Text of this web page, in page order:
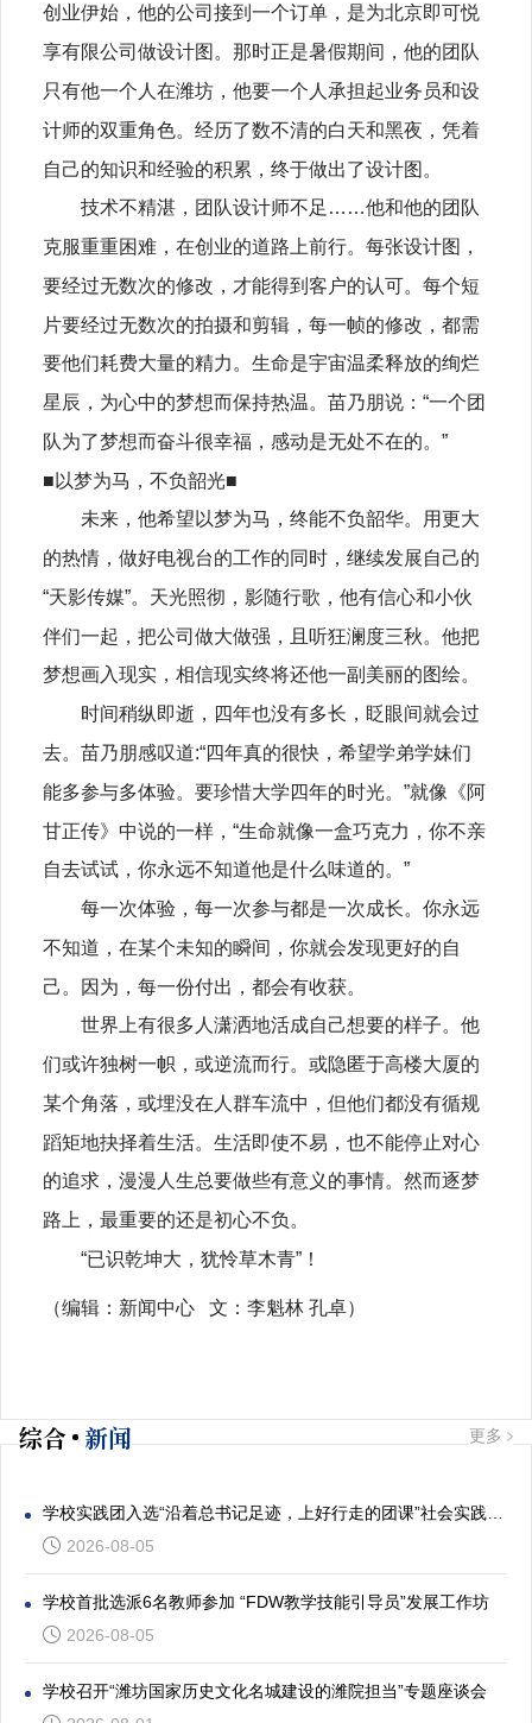
创业伊始，他的公司接到一个订单，是为北京即可悦
享有限公司做设计图。那时正是暑假期间，他的团队
只有他一个人在潍坊，他要一个人承担起业务员和设
计师的双重角色。经历了数不清的白天和黑夜，凭着
自己的知识和经验的积累，终于做出了设计图。
技术不精湛，团队设计师不足……他和他的团队
克服重重困难，在创业的道路上前行。每张设计图，
要经过无数次的修改，才能得到客户的认可。每个短
片要经过无数次的拍摄和剪辑，每一帧的修改，都需
要他们耗费大量的精力。生命是宇宙温柔释放的绚烂
星辰，为心中的梦想而保持热温。苗乃朋说：“一个团
队为了梦想而奋斗很幸福，感动是无处不在的。”
■以梦为马，不负韶光■
未来，他希望以梦为马，终能不负韶华。用更大
的热情，做好电视台的工作的同时，继续发展自己的
“天影传媒”。天光照彻，影随行歌，他有信心和小伙
伴们一起，把公司做大做强，且听狂澜度三秋。他把
梦想画入现实，相信现实终将还他一副美丽的图绘。
时间稍纵即逝，四年也没有多长，眨眼间就会过
去。苗乃朋感叹道:“四年真的很快，希望学弟学妹们
能多参与多体验。要珍惜大学四年的时光。”就像《阿
甘正传》中说的一样，“生命就像一盒巧克力，你不亲
自去试试，你永远不知道他是什么味道的。”
每一次体验，每一次参与都是一次成长。你永远
不知道，在某个未知的瞬间，你就会发现更好的自
己。因为，每一份付出，都会有收获。
世界上有很多人潇洒地活成自己想要的样子。他
们或许独树一帜，或逆流而行。或隐匿于高楼大厦的
某个角落，或埋没在人群车流中，但他们都没有循规
蹈矩地抉择着生活。生活即使不易，也不能停止对心
的追求，漫漫人生总要做些有意义的事情。然而逐梦
路上，最重要的还是初心不负。
“已识乾坤大，犹怜草木青”！
（编辑：新闻中心 文： 李魁林 孔卓）
综合 新闻 更多
2026-08-05
学校首批选派6名教师参加 “FDW教学技能引导员”发展工作坊
2026-08-05
学校召开“潍坊国家历史文化名城建设的潍院担当”专题座谈会